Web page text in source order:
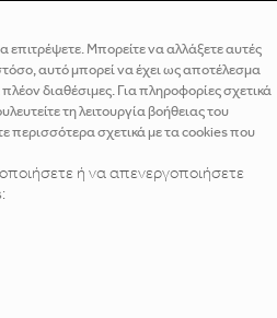
Μπορείτε να αλλάξετε αυτές
αυτό μπορεί να έχει ως αποτέλεσμα
πλέον διαθέσιμες. Για πληροφορίες σχετικά
τη λειτουργία βοήθειας του
περισσότερα σχετικά με τα cookies που
ή να απενεργοποιήσετε